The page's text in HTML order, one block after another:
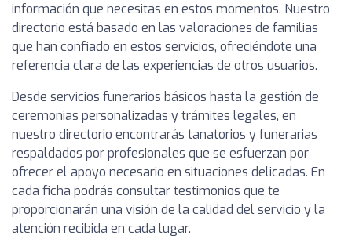
información que necesitas en estos momentos. Nuestro
directorio está basado en las valoraciones de familias
que han confiado en estos servicios, ofreciéndote una
referencia clara de las experiencias de otros usuarios.
Desde servicios funerarios básicos hasta la gestión de
ceremonias personalizadas y trámites legales, en
nuestro directorio encontrarás tanatorios y funerarias
respaldados por profesionales que se esfuerzan por
ofrecer el apoyo necesario en situaciones delicadas. En
cada ficha podrás consultar testimonios que te
proporcionarán una visión de la calidad del servicio y la
atención recibida en cada lugar.